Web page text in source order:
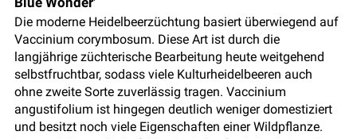
Die moderne Heidelbeerzüchtung basiert überwiegend auf
Vaccinium corymbosum. Diese Art ist durch die
langjährige züchterische Bearbeitung heute weitgehend
selbstfruchtbar, sodass viele Kulturheidelbeeren auch
ohne zweite Sorte zuverlässig tragen. Vaccinium
angustifolium ist hingegen deutlich weniger domestiziert
und besitzt noch viele Eigenschaften einer Wildpflanze.